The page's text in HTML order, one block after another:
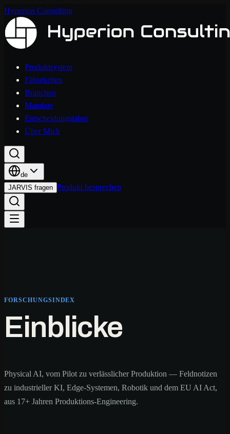
Hyperion Consulting
Produktsystem
Fähigkeiten
Branchen
Mandate
Entscheidungslabor
Über Mich
de
JARVIS fragen Produkt besprechen
FORSCHUNGSINDEX
Einblicke
Physical AI, vom Pilot zu verlässlicher Produktion — Feldnotizen
zu industrieller KI, Edge-Systemen, Robotik und dem EU AI Act,
aus 17+ Jahren Produktions-Engineering.